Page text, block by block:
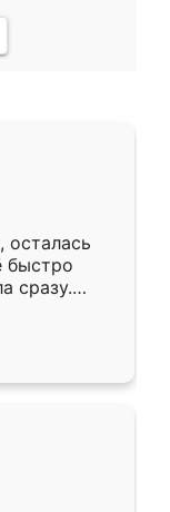
осталась
быстро
сразу.
к
Собрали
даже